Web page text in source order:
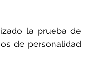
la prueba de
de personalidad